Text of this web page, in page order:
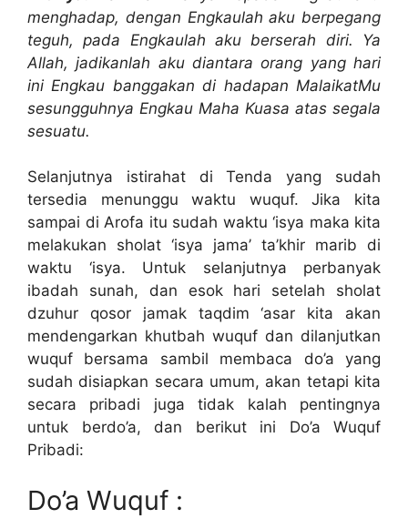
menghadap, dengan Engkaulah aku berpegang
teguh, pada Engkaulah aku berserah diri. Ya
Allah, jadikanlah aku diantara orang yang hari
ini Engkau banggakan di hadapan MalaikatMu
sesungguhnya Engkau Maha Kuasa atas segala
sesuatu.
Selanjutnya istirahat di Tenda yang sudah
tersedia menunggu waktu wuquf. Jika kita
sampai di Arofa itu sudah waktu ‘isya maka kita
melakukan sholat ‘isya jama’ ta’khir marib di
waktu ‘isya. Untuk selanjutnya perbanyak
ibadah sunah, dan esok hari setelah sholat
dzuhur qosor jamak taqdim ‘asar kita akan
mendengarkan khutbah wuquf dan dilanjutkan
wuquf bersama sambil membaca do’a yang
sudah disiapkan secara umum, akan tetapi kita
secara pribadi juga tidak kalah pentingnya
untuk berdo’a, dan berikut ini Do’a Wuquf
Pribadi:
Do’a Wuquf :